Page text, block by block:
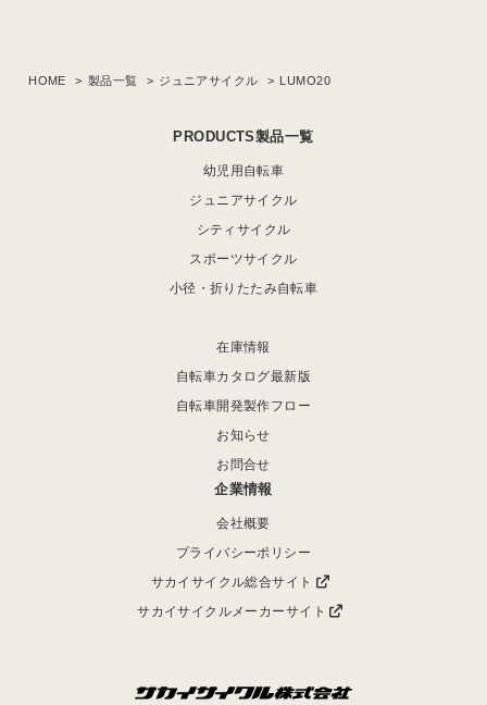
HOME 製品一覧 ジュニアサイクル LUMO20
PRODUCTS製品一覧
幼児用自転車
ジュニアサイクル
シティサイクル
スポーツサイクル
小径・折りたたみ自転車
在庫情報
自転車カタログ最新版
自転車開発製作フロー
お知らせ
お問合せ
企業情報
会社概要
プライバシーポリシー
サカイサイクル総合サイト
サカイサイクルメーカーサイト